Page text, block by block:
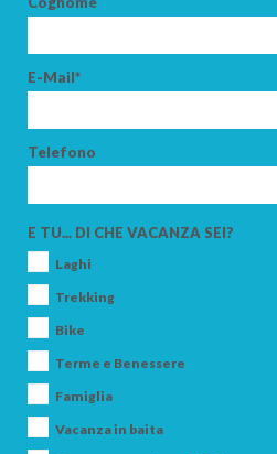
E-Mail*
Telefono
E TU... DI CHE VACANZA SEI?
Laghi
Trekking
Bike
Terme e Benessere
Famiglia
Vacanza in baita